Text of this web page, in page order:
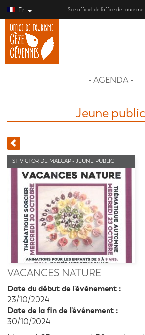
Fr Site officiel de l’office de tourisme
- AGENDA -
Jeune public
ST VICTOR DE MALCAP - JEUNE PUBLIC
VACANCES NATURE
Date du début de l'événement :
23/10/2024
Date de la fin de l'événement :
30/10/2024